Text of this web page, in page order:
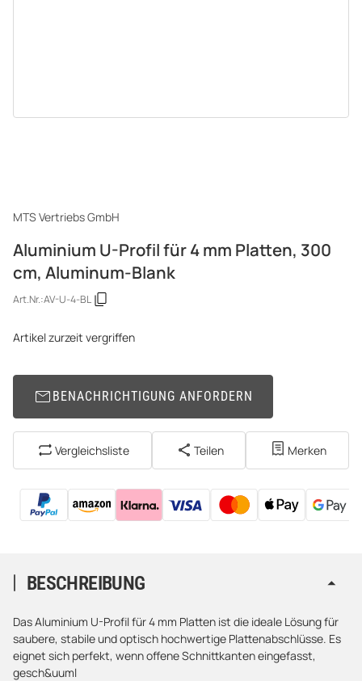
MTS Vertriebs GmbH
Aluminium U-Profil für 4 mm Platten, 300
cm, Aluminum-Blank
Art.Nr.:AV-U-4-BL
Artikel zurzeit vergriffen
BENACHRICHTIGUNG ANFORDERN
Vergleichsliste Teilen Merken
BESCHREIBUNG
Das Aluminium U-Profil für 4 mm Platten ist die ideale Lösung für
saubere, stabile und optisch hochwertige Plattenabschlüsse. Es
eignet sich perfekt, wenn offene Schnittkanten eingefasst,
gesch&uuml